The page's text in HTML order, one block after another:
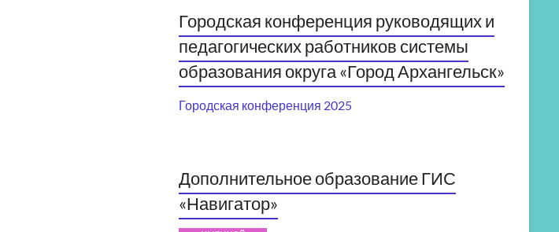
Городская конференция руководящих и
педагогических работников системы
образования округа «Город Архангельск»
Городская конференция 2025
Дополнительное образование ГИС
«Навигатор»